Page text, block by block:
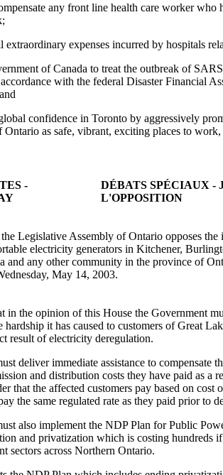
any front line health care worker who
extraordinary expenses incurred by hospitals
of Canada to treat the outbreak of
with the federal Disaster Financial
confidence in Toronto by aggressively
Ontario as safe, vibrant, exciting places to
-
DÉBATS SPÉCIAUX -
L'OPPOSITION
Legislative Assembly of Ontario opposes the
electricity generators in Kitchener,
and any other community in the province of
May 14, 2003.
in the opinion of this House the Government
hardship it has caused to customers of Great
result of electricity deregulation.
deliver immediate assistance to compensate
and distribution costs they have paid as a
that the affected customers pay based on cost
the same regulated rate as they paid prior to
also implement the NDP Plan for Public
and privatization which is costing hundreds
sectors across Northern Ontario.